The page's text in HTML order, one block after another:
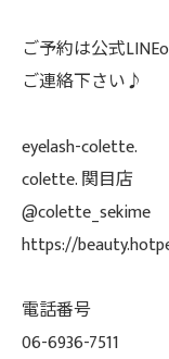
ご予約は公式
ご連絡下さい♪
eyelash-colette.
colette. 関目店
@colette_sekime
https://
電話番号
06-6936-7511